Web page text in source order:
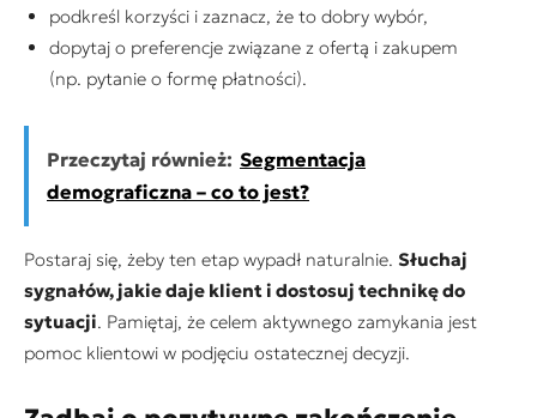
podkreśl korzyści i zaznacz, że to dobry wybór,
dopytaj o preferencje związane z ofertą i zakupem
(np. pytanie o formę płatności).
Przeczytaj również: Segmentacja
demograficzna – co to jest?
Postaraj się, żeby ten etap wypadł naturalnie. Słuchaj
sygnałów, jakie daje klient i dostosuj technikę do
sytuacji. Pamiętaj, że celem aktywnego zamykania jest
pomoc klientowi w podjęciu ostatecznej decyzji.